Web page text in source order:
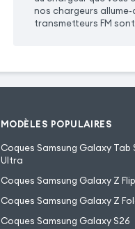
nos chargeurs allume-
transmetteurs FM
MODÈLES POPULAIRES
Coques Samsung Galaxy Tab
Ultra
Coques Samsung Galaxy Z
Coques Samsung Galaxy Z
Coques Samsung Galaxy S26